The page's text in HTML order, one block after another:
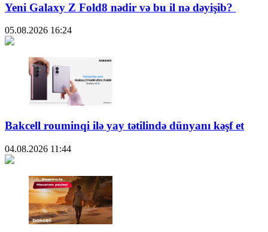
Yeni Galaxy Z Fold8 nədir və bu il nə dəyişib?
05.08.2026 16:24
Bakcell rouminqi ilə yay tətilində dünyanı kəşf et
04.08.2026 11:44